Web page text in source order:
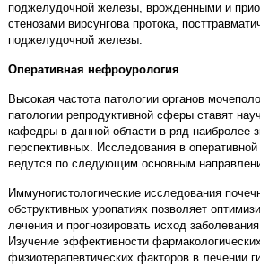
поджелудочной железы, врожденными и
стенозами вирсунгова протока,
поджелудочной железы.
Оперативная нефроурология
Высокая частота патологии органов
патологии репродуктивной сферы ставят
кафедры в данной области в ряд наибролее
перспективных. Исследования в
ведутся по следующим основным
Иммуногистологические исследования
обструктивных уропатиях позволяет
лечения и прогнозировать исход заболевания
Изучение эффективности
физиотерапевтических факторов в лечении